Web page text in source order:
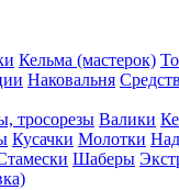
Кельма (мастерок)
Наковальня
тросорезы Валики
Кусачки Молотки
Шаберы